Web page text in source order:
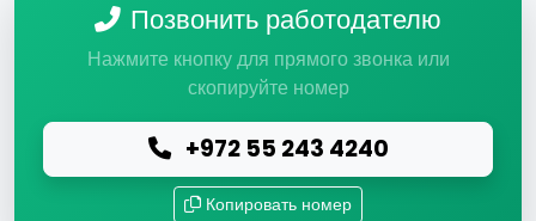
Позвонить работодателю
Нажмите кнопку для прямого звонка или
скопируйте номер
+972 55 243 4240
Копировать номер